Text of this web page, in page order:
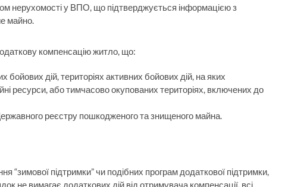
нерухомості у ВПО, що підтверджується інформацією з
майно.
компенсацію житло, що:
дій, територіях активних бойових дій, на яких
ресурси, або тимчасово окупованих територіях, включених до
реєстру пошкодженого та знищеного майна.
“зимової підтримки” чи подібних програм додаткової підтримки,
не вимагає додаткових дій від отримувача компенсації, всі